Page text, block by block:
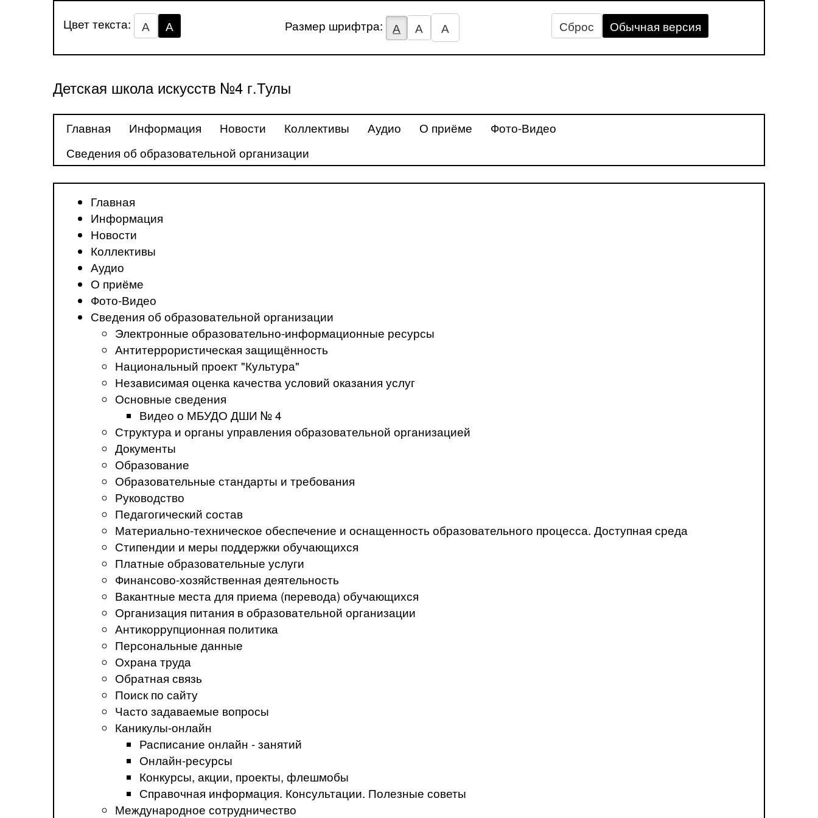
Цвет текста: А А Размер шрифтра: А А А Сброс Обычная версия
Детская школа искусств №4 г.Тулы
Главная Информация Новости Коллективы Аудио О приёме
Фото-Видео
Сведения об образовательной организации
Главная
Информация
Новости
Коллективы
Аудио
О приёме
Фото-Видео
Сведения об образовательной организации
Электронные образовательно-информационные ресурсы
Антитеррористическая защищённость
Национальный проект "Культура"
Независимая оценка качества условий оказания услуг
Основные сведения
Видео о МБУДО ДШИ № 4
Структура и органы управления образовательной организацией
Документы
Образование
Образовательные стандарты и требования
Руководство
Педагогический состав
Материально-техническое обеспечение и оснащенность образовательного процесса. Доступная среда
Стипендии и меры поддержки обучающихся
Платные образовательные услуги
Финансово-хозяйственная деятельность
Вакантные места для приема (перевода) обучающихся
Организация питания в образовательной организации
Антикоррупционная политика
Персональные данные
Охрана труда
Обратная связь
Поиск по сайту
Часто задаваемые вопросы
Каникулы-онлайн
Расписание онлайн - занятий
Онлайн-ресурсы
Конкурсы, акции, проекты, флешмобы
Справочная информация. Консультации. Полезные советы
Международное сотрудничество